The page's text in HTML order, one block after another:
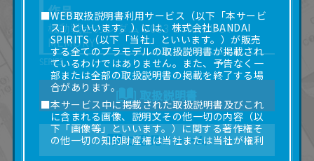
作品
機動戦士ガンダム 0083 STARDUST
MEMORY
取扱説明書
ご意見フォーム
■WEB取扱説明書利用サービス（以下「本サービ
ス」といいます。）には、株式会社BANDAI
SPIRITS（以下「当社」といいます。）が販売
する全てのプラモデルの取扱説明書が掲載され
ているわけではありません。また、予告なく一
部または全部の取扱説明書の掲載を終了する場
合があります。
■本サービス中に掲載された取扱説明書及びこれ
に含まれる画像、説明文その他一切の内容（以
下「画像等」といいます。）に関する著作権そ
の他一切の知的財産権は当社または当社が権利